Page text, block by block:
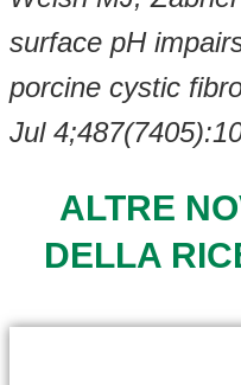
surface pH
porcine cystic
Jul
ALTRE
DELLA